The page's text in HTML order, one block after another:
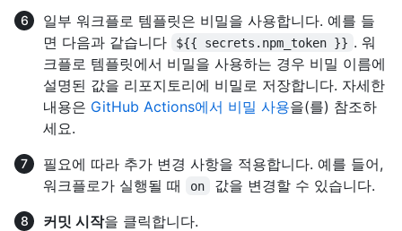
일부 워크플로 템플릿은 비밀을 사용합니다. 예를 들
면 다음과 같습니다
${{ secrets.npm_token }} . 워
크플로 템플릿에서 비밀을 사용하는 경우 비밀 이름에
설명된 값을 리포지토리에 비밀로 저장합니다. 자세한
내용은 GitHub Actions에서 비밀 사용을(를) 참조하
세요.
필요에 따라 추가 변경 사항을 적용합니다. 예를 들어,
워크플로가 실행될 때
on
값을 변경할 수 있습니다.
커밋 시작을 클릭합니다.